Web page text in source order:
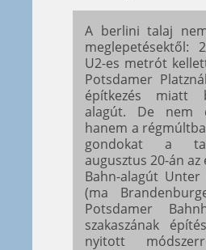
A berlini talaj
meglepetésektől:
U2-es metrót
Potsdamer
építkezés miatt
alagút. De nem
hanem a
gondokat a
augusztus 20-án az
Bahn-alagút
(ma
Potsdamer
szakaszának
nyitott